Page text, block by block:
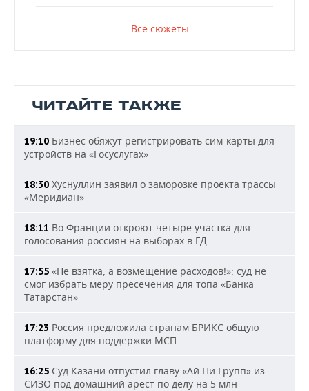
Все сюжеты
ЧИТАЙТЕ ТАКЖЕ
19:10 Бизнес обяжут регистрировать сим-карты для
устройств на «Госуслугах»
18:30 Хуснуллин заявил о заморозке проекта трассы
«Меридиан»
18:11 Во Франции откроют четыре участка для
голосования россиян на выборах в ГД
17:55 «Не взятка, а возмещение расходов!»: суд не
смог избрать меру пресечения для топа «Банка
Татарстан»
17:23 Россия предложила странам БРИКС общую
платформу для поддержки МСП
16:25 Суд Казани отпустил главу «Ай Пи Групп» из
СИЗО под домашний арест по делу на 5 млн